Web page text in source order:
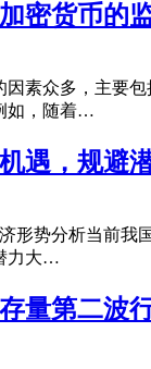
密货币的
素众多，主要
如，随着…
遇，规避
形势分析当前
力大…
量第二波